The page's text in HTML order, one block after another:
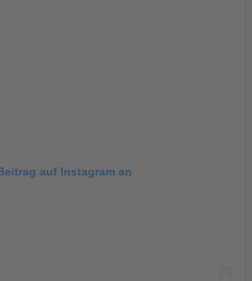
auf Instagram an